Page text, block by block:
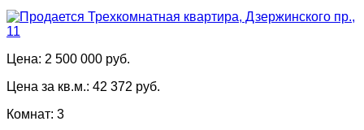
Цена: 2 500 000 руб.
Цена за кв.м.: 42 372 руб.
Комнат: 3